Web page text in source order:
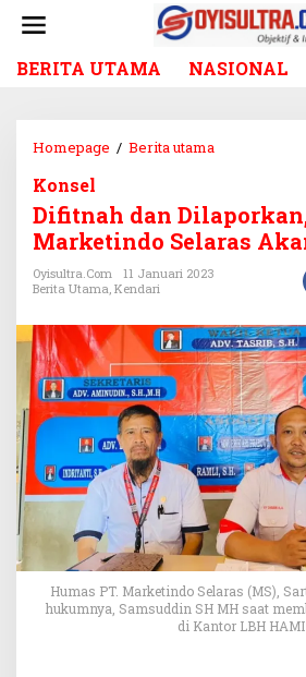
BERITA UTAMA NASIONAL
Homepage / Berita utama
i
t
n
d
a
n
D
i
l
a
p
o
r
k
a
H
Konsel
Difitnah dan
Marketindo Selaras
Oyisultra.com
11 Januari 2023
Berita Utama, Kendari
Humas PT. Marketindo Selaras (MS),
hukumnya, Samsuddin SH MH saat
di Kantor LBH HAMI